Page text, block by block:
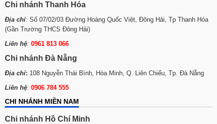
Chi nhánh Thanh Hóa
Địa chỉ: Số 07/02/03 Đường Hoàng Quốc Việt, Đông Hải, Tp Thanh Hóa
(Gần Trường THCS Đông Hải)
Liên hệ: 0961 813 066
Chi nhánh Đà Nẵng
Địa chỉ: 108 Nguyễn Thái Bình, Hòa Minh, Q. Liên Chiểu, Tp. Đà Nẵng
Liên hệ: 0906 784 555
CHI NHÁNH MIỀN NAM
Chi nhánh Hồ Chí Minh